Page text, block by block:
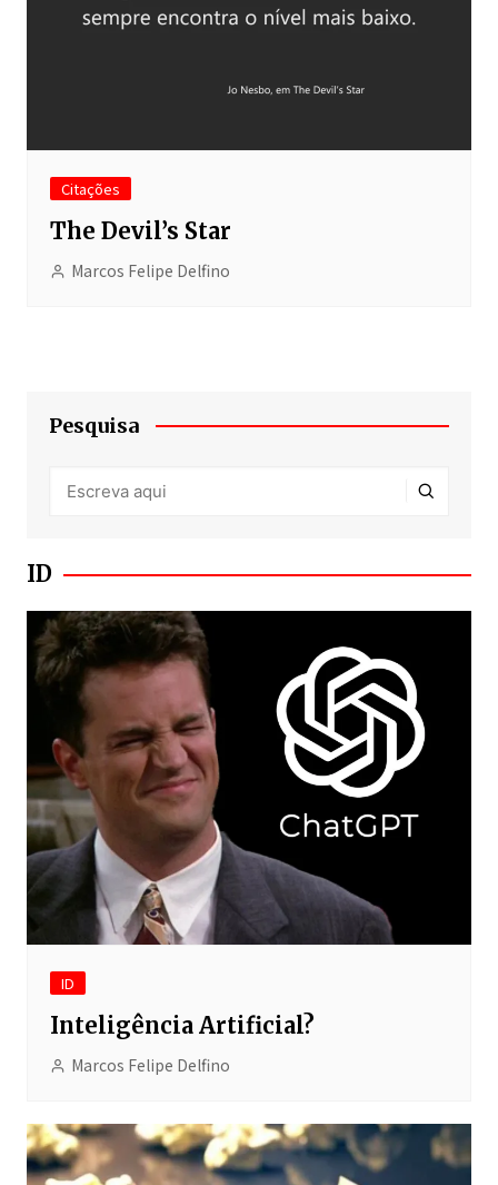
Citações
The Devil’s Star
Marcos Felipe Delfino
Pesquisa
ID
ID
Inteligência Artificial?
Marcos Felipe Delfino